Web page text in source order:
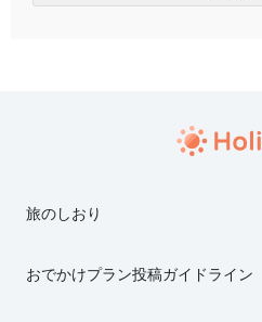
旅のしおり
おでかけプラン投稿ガイドライン